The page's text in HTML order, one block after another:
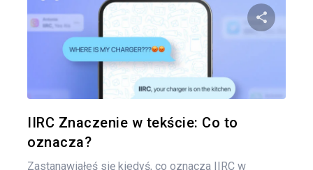
IIRC Znaczenie w tekście: Co to
oznacza?
Zastanawiałeś się kiedyś, co oznacza IIRC w